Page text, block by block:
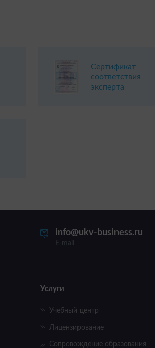
Сертификат
соответствия
эксперта
info@ukv-business.ru
E-mail
Услуги
Учебный центр
Лицензирование
Сопровождение образования